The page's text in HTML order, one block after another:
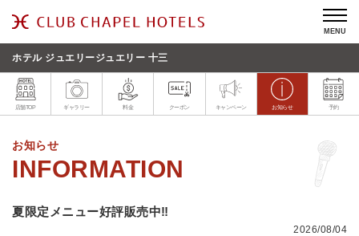
MENU
ホテル ジュエリージュエリー 十三
店舗TOP ギャラリー 料金 クーポン キャンペーン お知らせ 予約
お知らせ
夏限定メニュー好評販売中‼
2026/08/04